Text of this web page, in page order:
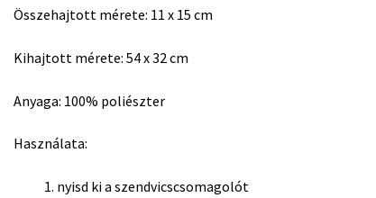
Összehajtott mérete: 11 x 15 cm
Kihajtott mérete: 54 x 32 cm
Anyaga: 100% poliészter
Használata:
nyisd ki a szendvicscsomagolót